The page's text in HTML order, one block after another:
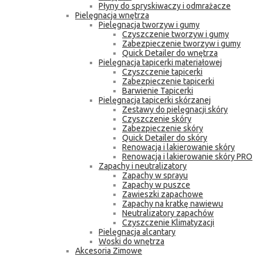
Płyny do spryskiwaczy i odmrażacze
Pielęgnacja wnętrza
Pielęgnacja tworzyw i gumy
Czyszczenie tworzyw i gumy
Zabezpieczenie tworzyw i gumy
Quick Detailer do wnętrza
Pielęgnacja tapicerki materiałowej
Czyszczenie tapicerki
Zabezpieczenie tapicerki
Barwienie Tapicerki
Pielęgnacja tapicerki skórzanej
Zestawy do pielęgnacji skóry
Czyszczenie skóry
Zabezpieczenie skóry
Quick Detailer do skóry
Renowacja i lakierowanie skóry
Renowacja i lakierowanie skóry PRO
Zapachy i neutralizatory
Zapachy w sprayu
Zapachy w puszce
Zawieszki zapachowe
Zapachy na kratkę nawiewu
Neutralizatory zapachów
Czyszczenie Klimatyzacji
Pielęgnacja alcantary
Woski do wnętrza
Akcesoria Zimowe